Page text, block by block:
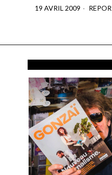
19 AVRIL 2009